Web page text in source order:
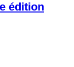
édition